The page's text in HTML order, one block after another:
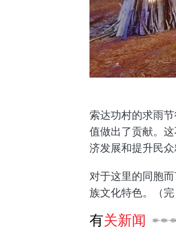
索达功村的求雨
值做出了贡献。
济发展和提升民众
对于这里的同胞
族文化特色。（完
有关新闻